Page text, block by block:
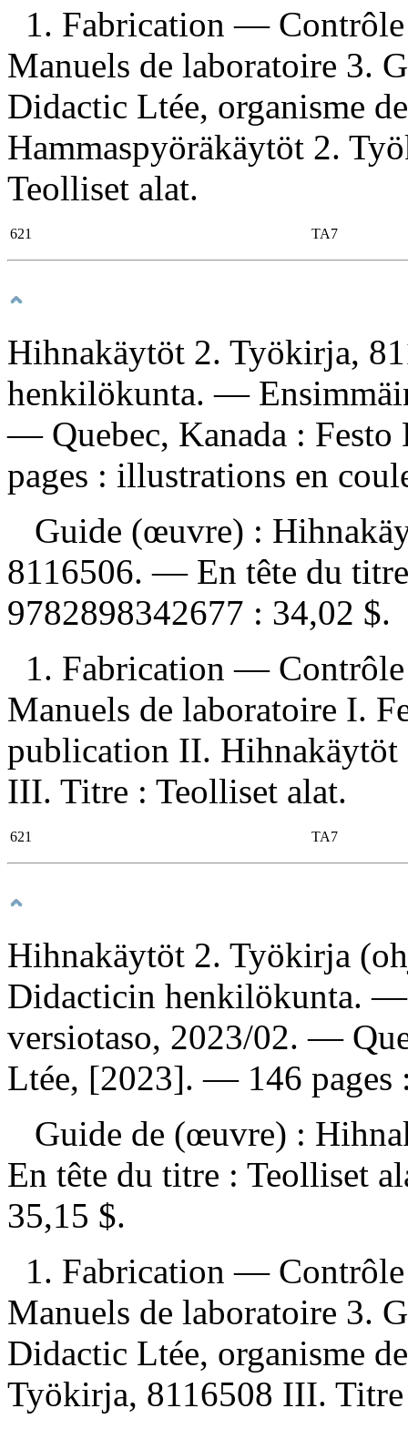
1. Fabrication —
Manuels de laboratoire 3.
Didactic Ltée, organisme
Hammaspyöräkäytöt 2.
Teolliset alat.
621 TA7
Hihnakäytöt 2. Työkirja,
henkilökunta. —
— Quebec, Kanada :
pages : illustrations en
Guide (œuvre) :
8116506. — En tête du
9782898342677 : 34,02 $.
1. Fabrication —
Manuels de laboratoire I.
publication II. Hihnakäytöt
III. Titre : Teolliset alat.
621 TA7
Hihnakäytöt 2. Työkirja
Didacticin henkilökunta. —
versiotaso, 2023/02. —
Ltée, [2023]. — 146 pages
Guide de (œuvre) :
En tête du titre : Teolliset
35,15 $.
1. Fabrication —
Manuels de laboratoire 3.
Didactic Ltée, organisme
Työkirja, 8116508 III.